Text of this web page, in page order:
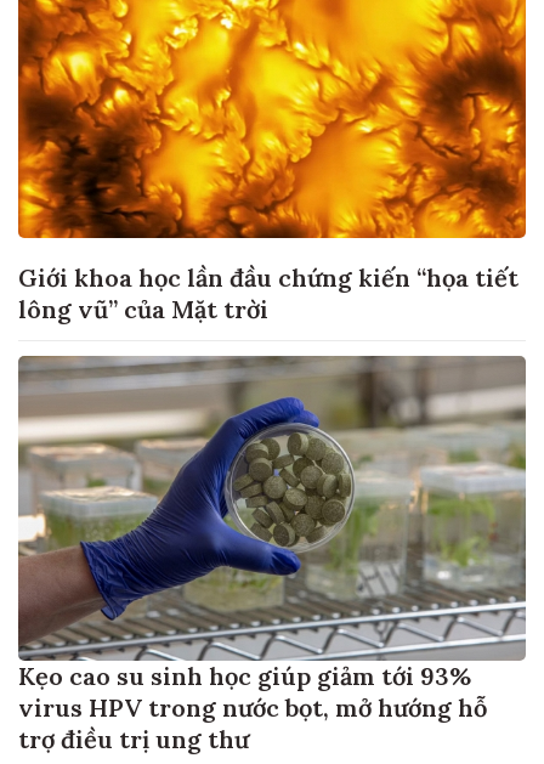
Giới khoa học lần đầu chứng kiến “họa tiết
lông vũ” của Mặt trời
Kẹo cao su sinh học giúp giảm tới 93%
virus HPV trong nước bọt, mở hướng hỗ
trợ điều trị ung thư